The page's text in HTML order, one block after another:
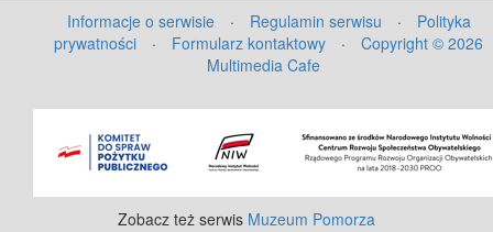
Informacje o serwisie · Regulamin serwisu ·
Polityka
prywatności
· Formularz kontaktowy ·
Copyright © 2026
Multimedia Cafe
Zobacz też serwis Muzeum Pomorza